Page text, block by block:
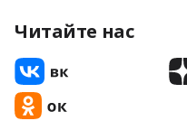
Читайте нас